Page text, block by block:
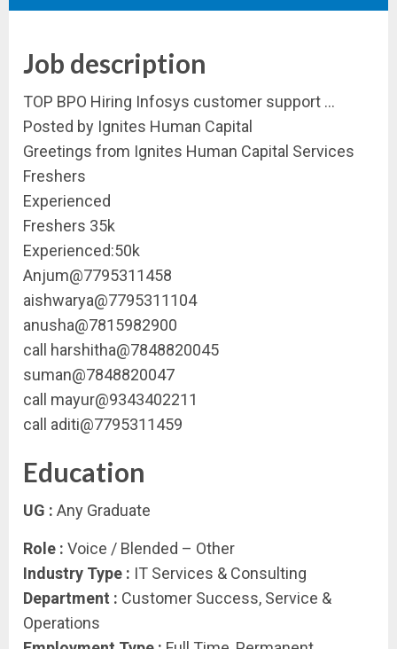
Job description
TOP BPO Hiring Infosys customer support …
Posted by Ignites Human Capital
Greetings from Ignites Human Capital Services
Freshers
Experienced
Freshers 35k
Experienced:50k
Anjum@7795311458
aishwarya@7795311104
anusha@7815982900
call harshitha@7848820045
suman@7848820047
call mayur@9343402211
call aditi@7795311459
Education
UG : Any Graduate
Role : Voice / Blended – Other
Industry Type : IT Services & Consulting
Department : Customer Success, Service &
Operations